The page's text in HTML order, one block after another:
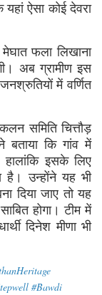
यहां ऐसा कोई देवरा
फला लिखाना
अब ग्रामीण इस
में वर्णित
समिति चित्तौड़
बताया कि गांव में
इसके लिए
है। उन्होंने यह भी
दिया जाए तो यह
होगा। टीम में
दिनेश मीणा भी
#Bawdi